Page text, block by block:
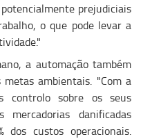
prejudiciais
o que pode levar a
a automação também
ambientais. "Com a
controlo sobre os seus
mercadorias danificadas
dos custos operacionais.